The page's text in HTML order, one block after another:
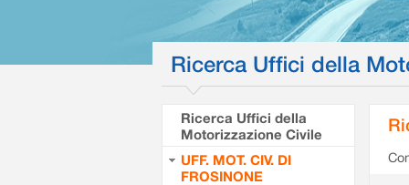
Ricerca Uffici della
Ricerca Uffici della
Motorizzazione Civile
UFF. MOT. CIV. DI
FROSINONE